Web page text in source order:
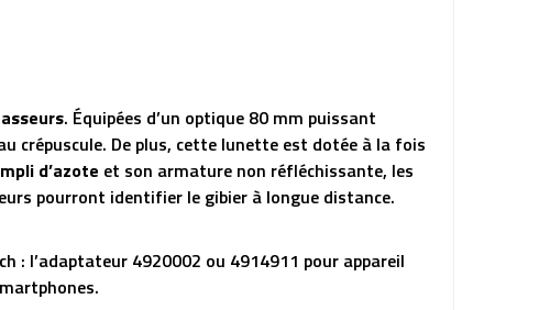
. Équipées d’un optique 80 mm puissant
crépuscule. De plus, cette lunette est dotée à la fois
d’azote et son armature non réfléchissante, les
pourront identifier le gibier à longue distance.
: l’adaptateur 4920002 ou 4914911 pour appareil